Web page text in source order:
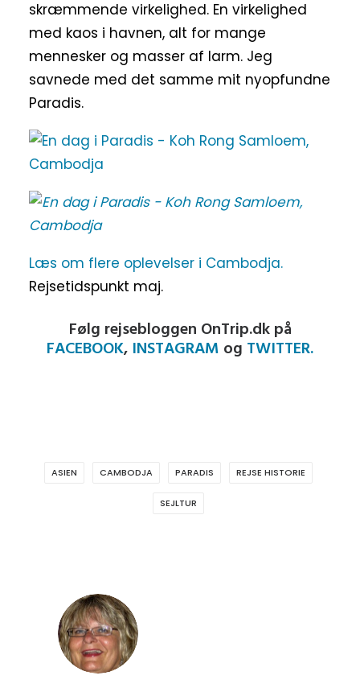
skræmmende virkelighed. En virkelighed
med kaos i havnen, alt for mange
mennesker og masser af larm. Jeg
savnede med det samme mit nyopfundne
Paradis.
Læs om flere oplevelser i Cambodja.
Rejsetidspunkt maj.
Følg rejsebloggen OnTrip.dk på
FACEBOOK, INSTAGRAM og TWITTER.
ASIEN CAMBODJA PARADIS REJSE HISTORIE
SEJLTUR